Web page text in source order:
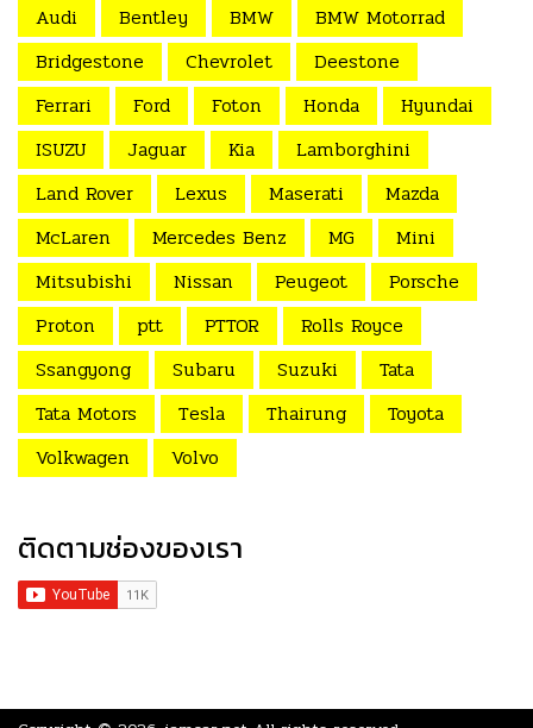
Audi
Bentley BMW
BMW Motorrad
Bridgestone
Chevrolet
Deestone
Ferrari
Ford Foton Honda
Hyundai
ISUZU
Jaguar Kia
Lamborghini
Land Rover
Lexus Maserati
Mazda
McLaren
Mercedes Benz MG
Mini
Mitsubishi
Nissan Peugeot
Porsche
Proton
ptt PTTOR
Rolls Royce
Ssangyong
Subaru Suzuki
Tata
Tata Motors
Tesla Thairung
Toyota
Volkwagen
Volvo
ติดตามช่องของเรา